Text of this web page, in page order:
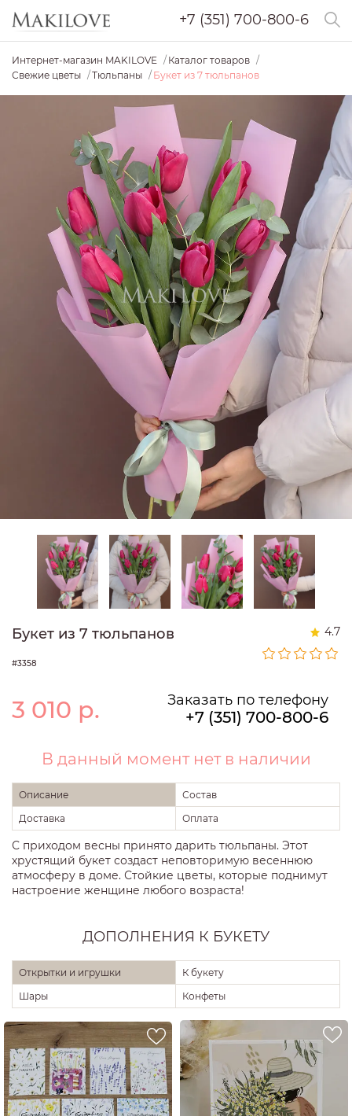
+7 (351) 700-800-6
Интернет-магазин MAKILOVE
Каталог товаров
Свежие цветы
Тюльпаны Букет из 7 тюльпанов
Букет из 7 тюльпанов 4.7
#3358
3 010 р. Заказать по телефону
+7 (351) 700-800-6
В данный момент нет в наличии
Описание
Состав
Доставка
Оплата
С приходом весны принято дарить тюльпаны. Этот
хрустящий букет создаст неповторимую весеннюю
атмосферу в доме. Стойкие цветы, которые поднимут
настроение женщине любого возраста!
ДОПОЛНЕНИЯ К БУКЕТУ
Открытки и игрушки
К букету
Шары
Конфеты